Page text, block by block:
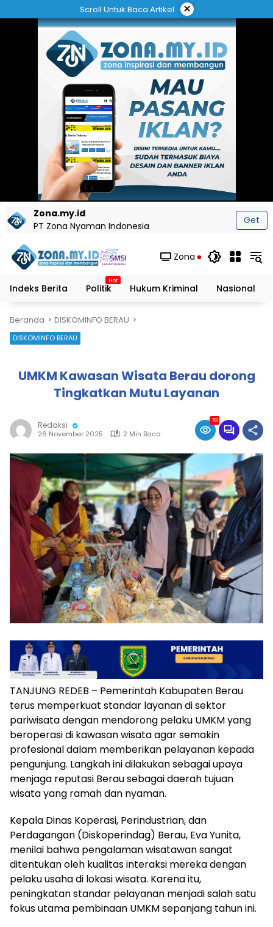
ke
Scroll Untuk Baca Artikel ×
Zona.my.id
PT Zona Nyaman Indonesia
Get
Zona
Indeks Berita Politik Hukum Kriminal Nasional
Beranda DISKOMINFO BERAU
DISKOMINFO BERAU
UMKM Kawasan Wisata Berau dorong
Tingkatkan Mutu Layanan
Redaksi
26 November 2025 2 Min Baca
78
TANJUNG REDEB – Pemerintah Kabupaten Berau
terus memperkuat standar layanan di sektor
pariwisata dengan mendorong pelaku UMKM yang
beroperasi di kawasan wisata agar semakin
profesional dalam memberikan pelayanan kepada
pengunjung. Langkah ini dilakukan sebagai upaya
menjaga reputasi Berau sebagai daerah tujuan
wisata yang ramah dan nyaman.
Kepala Dinas Koperasi, Perindustrian, dan
Perdagangan (Diskoperindag) Berau, Eva Yunita,
menilai bahwa pengalaman wisatawan sangat
ditentukan oleh kualitas interaksi mereka dengan
pelaku usaha di lokasi wisata. Karena itu,
peningkatan standar pelayanan menjadi salah satu
fokus utama pembinaan UMKM sepanjang tahun ini.